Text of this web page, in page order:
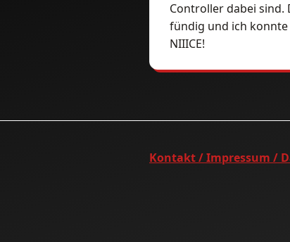
Controller dabei sind.
fündig und ich
NIIICE!
Kontakt / Impressum /